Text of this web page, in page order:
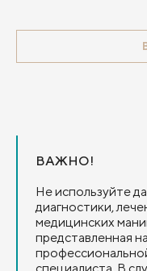
ВАЖНО!
Не используйте
диагностики,
медицинских
представленная